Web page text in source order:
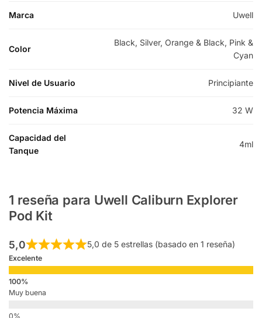
Marca Uwell
Color
Black, Silver, Orange & Black, Pink &
Cyan
Nivel de Usuario Principiante
Potencia Máxima 32 W
Capacidad del
Tanque
4ml
1 reseña para Uwell Caliburn Explorer
Pod Kit
5,0 5,0 de 5 estrellas (basado en 1 reseña)
Excelente
Muy buena